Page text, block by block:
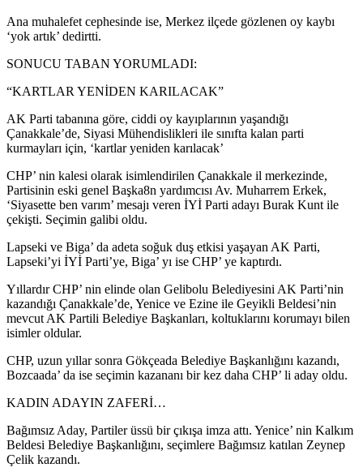
Ana muhalefet cephesinde ise, Merkez ilçede gözlenen oy kaybı
‘yok artık’ dedirtti.
SONUCU TABAN YORUMLADI:
“KARTLAR YENİDEN KARILACAK”
AK Parti tabanına göre, ciddi oy kayıplarının yaşandığı
Çanakkale’de, Siyasi Mühendislikleri ile sınıfta kalan parti
kurmayları için, ‘kartlar yeniden karılacak’
CHP’ nin kalesi olarak isimlendirilen Çanakkale il merkezinde,
Partisinin eski genel Başka8n yardımcısı Av. Muharrem Erkek,
‘Siyasette ben varım’ mesajı veren İYİ Parti adayı Burak Kunt ile
çekişti. Seçimin galibi oldu.
Lapseki ve Biga’ da adeta soğuk duş etkisi yaşayan AK Parti,
Lapseki’yi İYİ Parti’ye, Biga’ yı ise CHP’ ye kaptırdı.
Yıllardır CHP’ nin elinde olan Gelibolu Belediyesini AK Parti’nin
kazandığı Çanakkale’de, Yenice ve Ezine ile Geyikli Beldesi’nin
mevcut AK Partili Belediye Başkanları, koltuklarını korumayı bilen
isimler oldular.
CHP, uzun yıllar sonra Gökçeada Belediye Başkanlığını kazandı,
Bozcaada’ da ise seçimin kazananı bir kez daha CHP’ li aday oldu.
KADIN ADAYIN ZAFERİ…
Bağımsız Aday, Partiler üssü bir çıkışa imza attı. Yenice’ nin Kalkım
Beldesi Belediye Başkanlığını, seçimlere Bağımsız katılan Zeynep
Çelik kazandı.